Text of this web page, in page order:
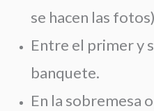
se hacen las
Entre el primer y
banquete.
En la sobremesa